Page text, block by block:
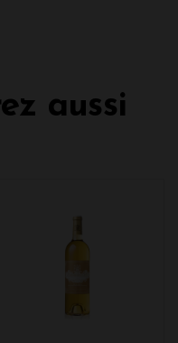
aussi